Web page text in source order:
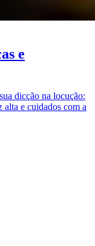
e
dicção na locução:
e cuidados com a